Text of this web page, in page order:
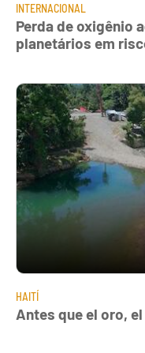
INTERNACIONAL
Perda de oxigênio
planetários em
HAITÍ
Antes que el oro,